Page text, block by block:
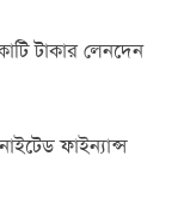
টাকার লেনদেন
ফাইন্যান্স